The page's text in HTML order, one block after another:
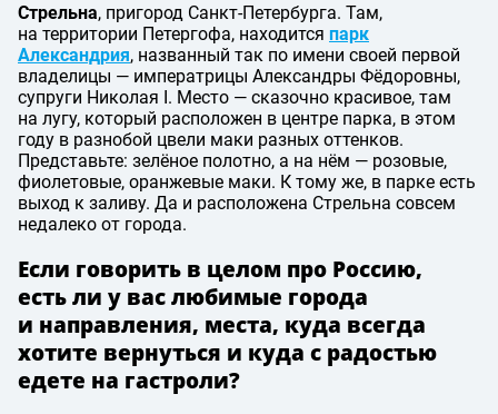
Стрельна, пригород Санкт-Петербурга. Там,
на территории Петергофа, находится парк
Александрия, названный так по имени своей первой
владелицы — императрицы Александры Фёдоровны,
супруги Николая I. Место — сказочно красивое, там
на лугу, который расположен в центре парка, в этом
году в разнобой цвели маки разных оттенков.
Представьте: зелёное полотно, а на нём — розовые,
фиолетовые, оранжевые маки. К тому же, в парке есть
выход к заливу. Да и расположена Стрельна совсем
недалеко от города.
Если говорить в целом про Россию,
есть ли у вас любимые города
и направления, места, куда всегда
хотите вернуться и куда с радостью
едете на гастроли?